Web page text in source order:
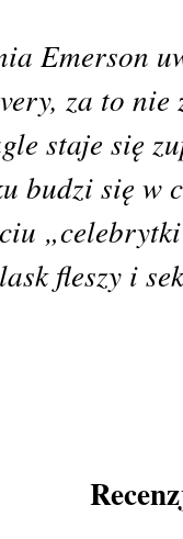
Emerson
za to
staje się
budzi się w
fleszy i